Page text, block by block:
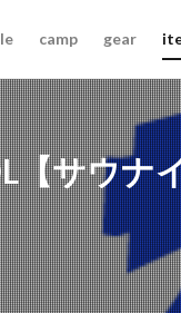
camp gear
【サウナ